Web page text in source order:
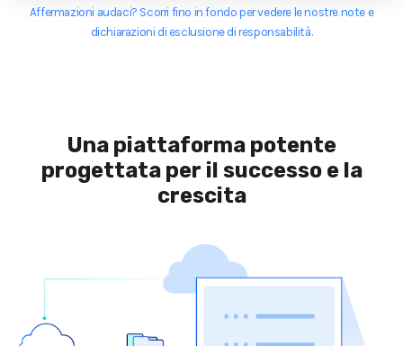
Affermazioni audaci? Scorri fino in fondo per vedere le nostre note e
dichiarazioni di esclusione di responsabilità.
Una piattaforma potente
progettata per il successo e la
crescita